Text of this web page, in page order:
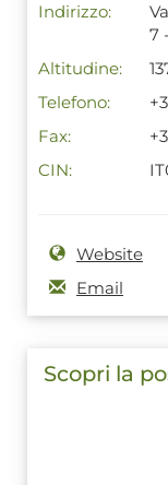
Indirizzo:
7
Altitudine:
Telefono:
Fax:
CIN:
Website
Email
Scopri la